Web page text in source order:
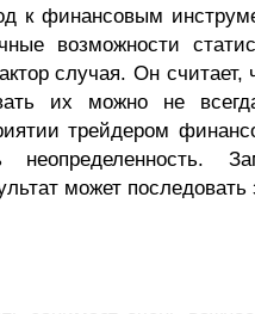
к финансовым
возможности
случая. Он считает,
их можно не
трейдером
может